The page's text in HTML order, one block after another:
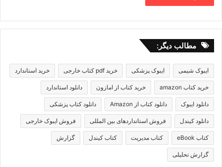
مطالب دیگر:
ایبوک شیمی ایبوک پزشکی خرید pdf کتاب خارجی خرید استاندارد
خرید کتاب amazon خرید کتاب از امازون دانلود استاندارد
دانلود ایبوک دانلود کتاب از Amazon دانلود کتاب پزشکی
دانلود کیندل فروش استانداردهای بین المللی فروش ایبوک خارجی
کتاب eBook کتاب مدیریت کتاب کیندل گزارش
گزارش تحلیلی